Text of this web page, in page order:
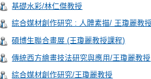
基礎水彩/林仁傑教授
綜合媒材創作研究 : 人體素描/ 王瓊麗教
碩博生聯合畫展 (王瓊麗教授課程)
傳統西方繪畫技法研究與應用/王瓊麗教授
綜合媒材創作研究/王瓊麗教授